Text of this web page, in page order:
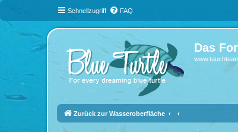
Schnellzugriff FAQ
Das
Zurück zur Wasseroberfläche